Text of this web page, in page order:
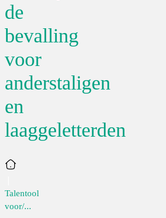
de
bevalling
voor
anderstaligen
en
laaggeletterden
Home
Talentool
voor/...